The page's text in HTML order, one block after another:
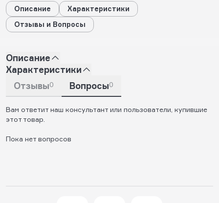
Описание
Характеристики
Отзывы и Вопросы
Описание
Характеристики
Отзывы0 Вопросы0
Вам ответит наш консультант или пользователи, купившие
этот товар.
Пока нет вопросов